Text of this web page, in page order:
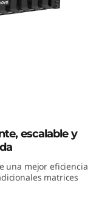
DG7200
escalable y
una mejor eficiencia
matrices